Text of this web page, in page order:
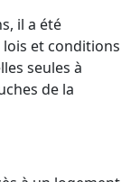
il a été
et conditions
seules à
de la